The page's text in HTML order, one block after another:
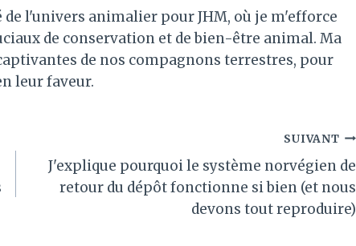
de l'univers animalier pour JHM, où je m'efforce
de conservation et de bien-être animal. Ma
de nos compagnons terrestres, pour
leur faveur.
SUIVANT
J'explique pourquoi le système norvégien de
retour du dépôt fonctionne si bien (et nous
devons tout reproduire)